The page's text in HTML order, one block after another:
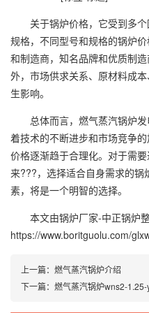
关于锅炉价格，它受到多
规格，不同型号和规格的锅炉
和制造商，知名品牌和优质制
外，市场供求关系、原材料成
生影响。
总体而言，燃气蒸汽锅炉
着技术的不断进步和市场竞争
价格逐渐趋于合理化。对于需
来???，选择适合自身需求的锅
素，将是一个明智的选择。
本文由锅炉厂家-中正锅炉
https://www.boritguolu.com/
上一篇： 燃气蒸汽锅炉介绍
下一篇： 燃气蒸汽锅炉wns2-1.25-